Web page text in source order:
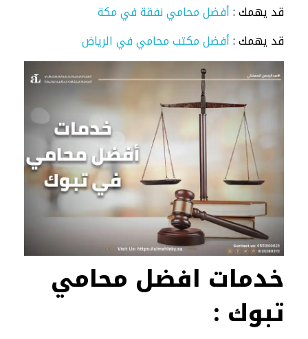
قد يهمك :أفضل محامي نفقة في مكة
قد يهمك :أفضل مكتب محامي في الرياض
خدمات افضل محامي
تبوك :